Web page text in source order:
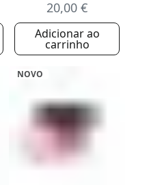
20,00 €
Adicionar ao
carrinho
NOVO